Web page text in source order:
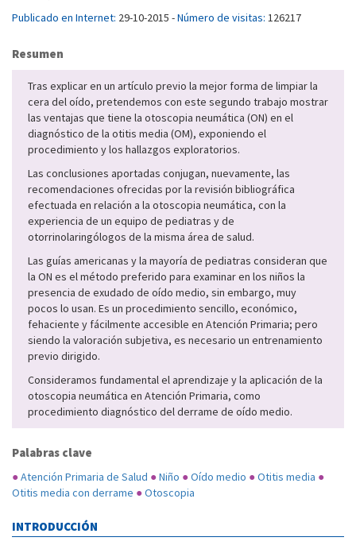
Publicado en Internet: 29-10-2015 -Número de visitas: 126217
Resumen
Tras explicar en un artículo previo la mejor forma de limpiar la
cera del oído, pretendemos con este segundo trabajo mostrar
las ventajas que tiene la otoscopia neumática (ON) en el
diagnóstico de la otitis media (OM), exponiendo el
procedimiento y los hallazgos exploratorios.
Las conclusiones aportadas conjugan, nuevamente, las
recomendaciones ofrecidas por la revisión bibliográfica
efectuada en relación a la otoscopia neumática, con la
experiencia de un equipo de pediatras y de
otorrinolaringólogos de la misma área de salud.
Las guías americanas y la mayoría de pediatras consideran que
la ON es el método preferido para examinar en los niños la
presencia de exudado de oído medio, sin embargo, muy
pocos lo usan. Es un procedimiento sencillo, económico,
fehaciente y fácilmente accesible en Atención Primaria; pero
siendo la valoración subjetiva, es necesario un entrenamiento
previo dirigido.
Consideramos fundamental el aprendizaje y la aplicación de la
otoscopia neumática en Atención Primaria, como
procedimiento diagnóstico del derrame de oído medio.
Palabras clave
●Atención Primaria de Salud ●Niño ●Oído medio ●Otitis media ●
Otitis media con derrame ●Otoscopia
INTRODUCCIÓN